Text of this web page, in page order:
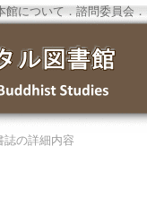
館について ． 諮問委員会 ．
誌の詳細内容